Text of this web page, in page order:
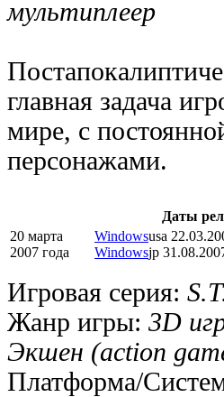
мультиплеер
главная задача
мире, с
персонажами.
Даты
20 марта
2007 года
Windowsusa
Windowsjp
Игровая серия:
Жанр игры: 3D
Экшен (action
Платформа/